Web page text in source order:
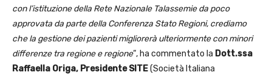
con l’istituzione della Rete Nazionale Talassemie da poco
approvata da parte della Conferenza Stato Regioni, crediamo
che la gestione dei pazienti migliorerà ulteriormente con minori
differenze tra regione e regione“, ha commentato la Dott.ssa
Raffaella Origa, Presidente SITE(Società Italiana